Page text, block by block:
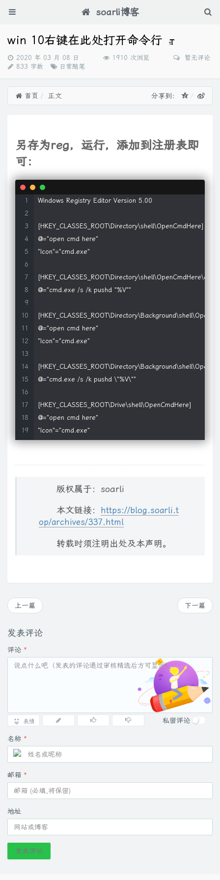
soarli博客
win 10右键在此处打开命令行
发
布
2020 年 03 月 08 日 1910 次浏览
暂无评论
833 字数
分
日常随笔
首页 正文 分享到：
另存为reg，运行，添加到注册表即
可：
Windows Registry Editor Version 5.00
[HKEY_CLASSES_ROOT\Directory\shell\OpenCmdHere]
@="open cmd here"
"Icon"="cmd.exe"
@="cmd.exe /s /k pushd "%V""
@="open cmd here"
"Icon"="cmd.exe"
@="cmd.exe /s /k pushd \"%V\""
[HKEY_CLASSES_ROOT\Drive\shell\OpenCmdHere]
@="open cmd here"
"Icon"="cmd.exe"
@="open cmd here"
"Icon"="cmd.exe"
版权属于：soarli
本文链接：
https://blog.soarli.t
op/archives/337.html
转载时须注明出处及本声明。
下一篇
上一篇
发表评论
评论 *
表情 私密评论
名称 *
邮箱 *
地址
发表评论